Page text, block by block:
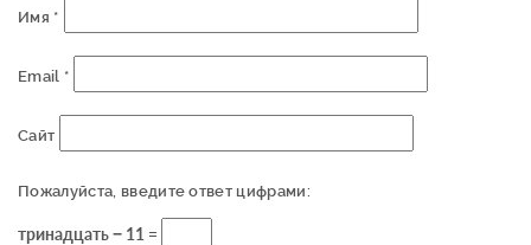
Имя *
Email *
Сайт
Пожалуйста, введите ответ цифрами:
тринадцать − 11 =